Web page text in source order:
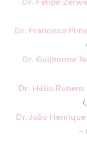
Dr. Francisco
Dr. Guilherme
Dr. Hélio
Dr. João
–